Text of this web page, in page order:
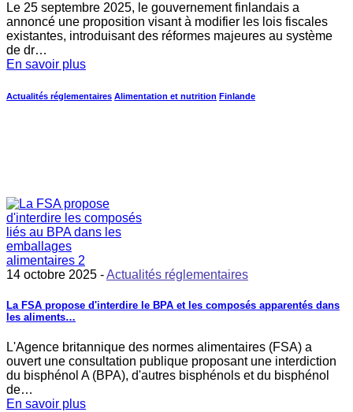
Le 25 septembre 2025, le gouvernement finlandais a
annoncé une proposition visant à modifier les lois fiscales
existantes, introduisant des réformes majeures au système
de dr…
En savoir plus
Actualités réglementaires Alimentation et nutrition Finlande
14 octobre 2025 -Actualités réglementaires
La FSA propose d'interdire le BPA et les composés apparentés dans
les aliments…
L'Agence britannique des normes alimentaires (FSA) a
ouvert une consultation publique proposant une interdiction
du bisphénol A (BPA), d'autres bisphénols et du bisphénol
de…
En savoir plus